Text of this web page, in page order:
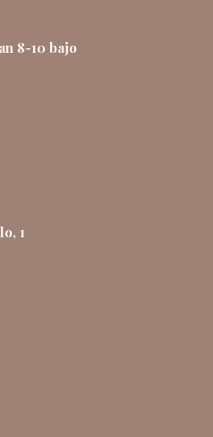
8-10 bajo
1